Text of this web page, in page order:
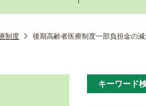
制度 後期高齢者医療制度一部負担金の
キーワード